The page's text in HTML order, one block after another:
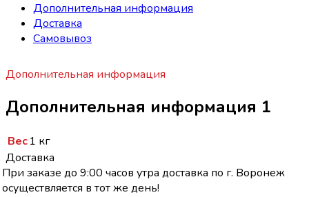
Дополнительная информация
Доставка
Самовывоз
Дополнительная информация
Дополнительная информация 1
Вес1 кг
Доставка
При заказе до 9:00 часов утра доставка по г. Воронеж
осуществляется в тот же день!